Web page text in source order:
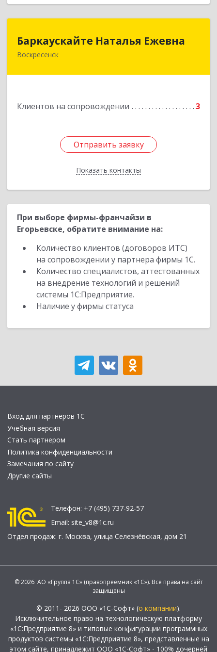
Баркаускайте Наталья Ежевна
Воскресенск
Клиентов на сопровождении 3
Отправить заявку
Показать контакты
Баркаускайте Наталья Ежевна
140222, Московская обл, Воскресенский р-н,
Подробнее
Отправить заявку
Назад
При выборе фирмы-франчайзи в
Егорьевске, обратите внимание на:
Количество клиентов (договоров ИТС)
на сопровождении у партнера фирмы 1С.
Количество специалистов, аттестованных
на внедрение технологий и решений
системы 1С:Предприятие.
Наличие у фирмы статуса
Вход для партнеров 1С
Учебная версия
Стать партнером
Политика конфиденциальности
Замечания по сайту
Другие сайты
Телефон: +7 (495) 737-92-57
Email: site_v8@1c.ru
Отдел продаж: г. Москва, улица Селезнёвская, дом 21
© 2026 АО «Группа 1С» (правопреемник «1С»). Все права на сайт
защищены
© 2011- 2026 ООО «1С-Софт» (о компании).
Исключительное право на технологическую платформу
«1С:Предприятие 8» и типовые конфигурации программных
продуктов системы «1С:Предприятие 8», представленные на
этом сайте, принадлежит ООО «1С-Софт» - 100% дочерней